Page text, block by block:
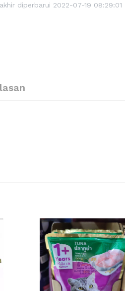
diperbarui 2022-07-19 08:29:01